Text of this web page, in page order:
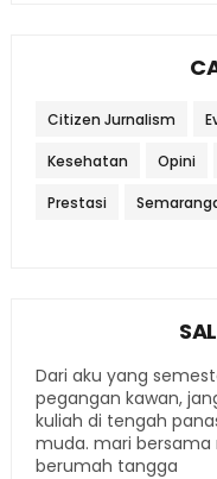
Citizen Jurnalism
Kesehatan Opini
Prestasi
Dari aku yang
pegangan kawan,
kuliah di tengah
muda. mari
berumah tangga